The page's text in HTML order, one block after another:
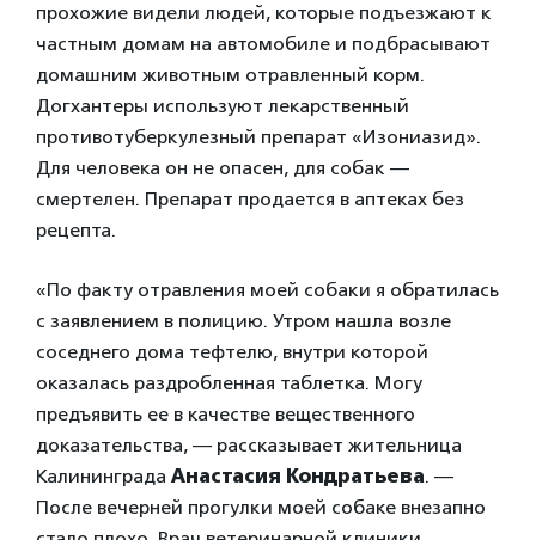
прохожие видели людей, которые подъезжают к
частным домам на автомобиле и подбрасывают
домашним животным отравленный корм.
Догхантеры используют лекарственный
противотуберкулезный препарат «Изониазид».
Для человека он не опасен, для собак —
смертелен. Препарат продается в аптеках без
рецепта.
«По факту отравления моей собаки я обратилась
с заявлением в полицию. Утром нашла возле
соседнего дома тефтелю, внутри которой
оказалась раздробленная таблетка. Могу
предъявить ее в качестве вещественного
доказательства, — рассказывает жительница
Калининграда Анастасия Кондратьева. —
После вечерней прогулки моей собаке внезапно